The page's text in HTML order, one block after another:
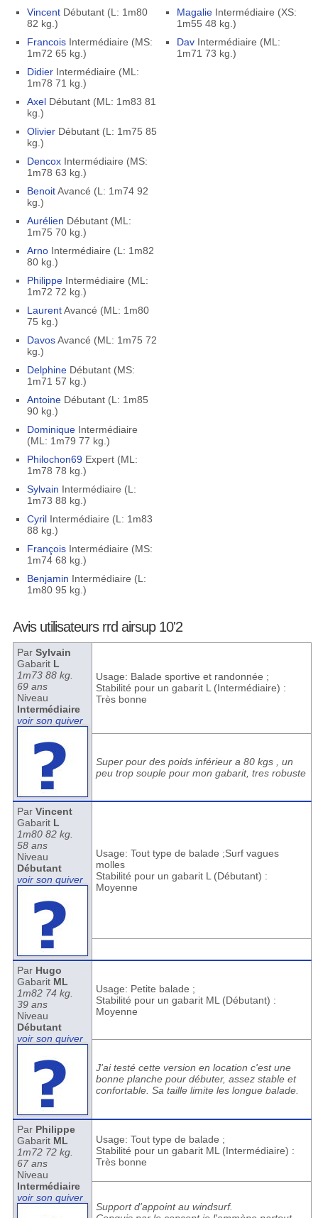
VincentDébutant (L: 1m80
82 kg.)
FrancoisIntermédiaire (MS:
1m72 65 kg.)
DidierIntermédiaire (ML:
1m78 71 kg.)
AxelDébutant (ML: 1m83 81
kg.)
OlivierDébutant (L: 1m75 85
kg.)
DencoxIntermédiaire (MS:
1m78 63 kg.)
BenoitAvancé (L: 1m74 92
kg.)
Aurélien Débutant (ML:
1m75 70 kg.)
ArnoIntermédiaire (L: 1m82
80 kg.)
PhilippeIntermédiaire (ML:
1m72 72 kg.)
LaurentAvancé (ML: 1m80
75 kg.)
DavosAvancé (ML: 1m75 72
kg.)
DelphineDébutant (MS:
1m71 57 kg.)
AntoineDébutant (L: 1m85
90 kg.)
DominiqueIntermédiaire
(ML: 1m79 77 kg.)
Philochon69Expert (ML:
1m78 78 kg.)
Sylvain Intermédiaire (L:
1m73 88 kg.)
CyrilIntermédiaire (L: 1m83
88 kg.)
FrançoisIntermédiaire (MS:
1m74 68 kg.)
Benjamin Intermédiaire (L:
1m80 95 kg.)
MagalieIntermédiaire (XS:
1m55 48 kg.)
DavIntermédiaire (ML:
1m71 73 kg.)
Avis utilisateurs rrd airsup 10'2
Par Sylvain
Gabarit L
1m73 88 kg.
69 ans
Niveau
Intermédiaire
voir son quiver
Usage: Balade sportive et randonnée ;
Stabilité pour un gabarit L (Intermédiaire) :
Très bonne
Super pour des poids inférieur a 80 kgs , un
peu trop souple pour mon gabarit, tres robuste
Par Vincent
Gabarit L
1m80 82 kg.
58 ans
Niveau
Débutant
voir son quiver
Usage: Tout type de balade ;Surf vagues
molles
Stabilité pour un gabarit L (Débutant) :
Moyenne
Par Hugo
Gabarit ML
1m82 74 kg.
39 ans
Niveau
Débutant
voir son quiver
Usage: Petite balade ;
Stabilité pour un gabarit ML (Débutant) :
Moyenne
J'ai testé cette version en location c'est une
bonne planche pour débuter, assez stable et
confortable. Sa taille limite les longue balade.
Par Philippe
Gabarit ML
1m72 72 kg.
67 ans
Niveau
Intermédiaire
voir son quiver
Usage: Tout type de balade ;
Stabilité pour un gabarit ML (Intermédiaire) :
Très bonne
Support d'appoint au windsurf.